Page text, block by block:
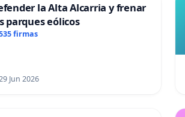
la Alta Alcarria y frenar
parques eólicos
firmas
Jun 2026